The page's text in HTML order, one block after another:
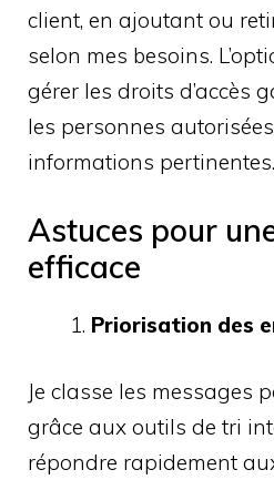
client, en ajoutant ou
selon mes besoins.
gérer les droits d’accès
les personnes
informations pertinentes.
Astuces pour
efficace
Priorisation des
Je classe les messages
grâce aux outils de tri
répondre rapidement